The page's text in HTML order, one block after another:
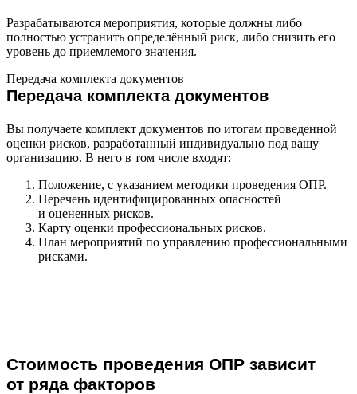
Разрабатываются мероприятия, которые должны либо
полностью устранить определённый риск, либо снизить его
уровень до приемлемого значения.
Передача комплекта документов
Передача комплекта документов
Вы получаете комплект документов по итогам проведенной
оценки рисков, разработанный индивидуально под вашу
организацию. В него в том числе входят:
Положение, с указанием методики проведения ОПР.
Перечень идентифицированных опасностей
и оцененных рисков.
Карту оценки профессиональных рисков.
План мероприятий по управлению профессиональными
рисками.
Стоимость проведения ОПР зависит
от ряда факторов